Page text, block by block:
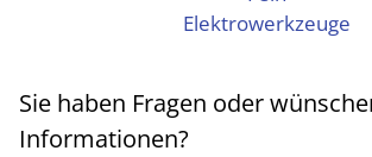
Elektrowerkzeuge
Sie haben Fragen oder
Informationen?